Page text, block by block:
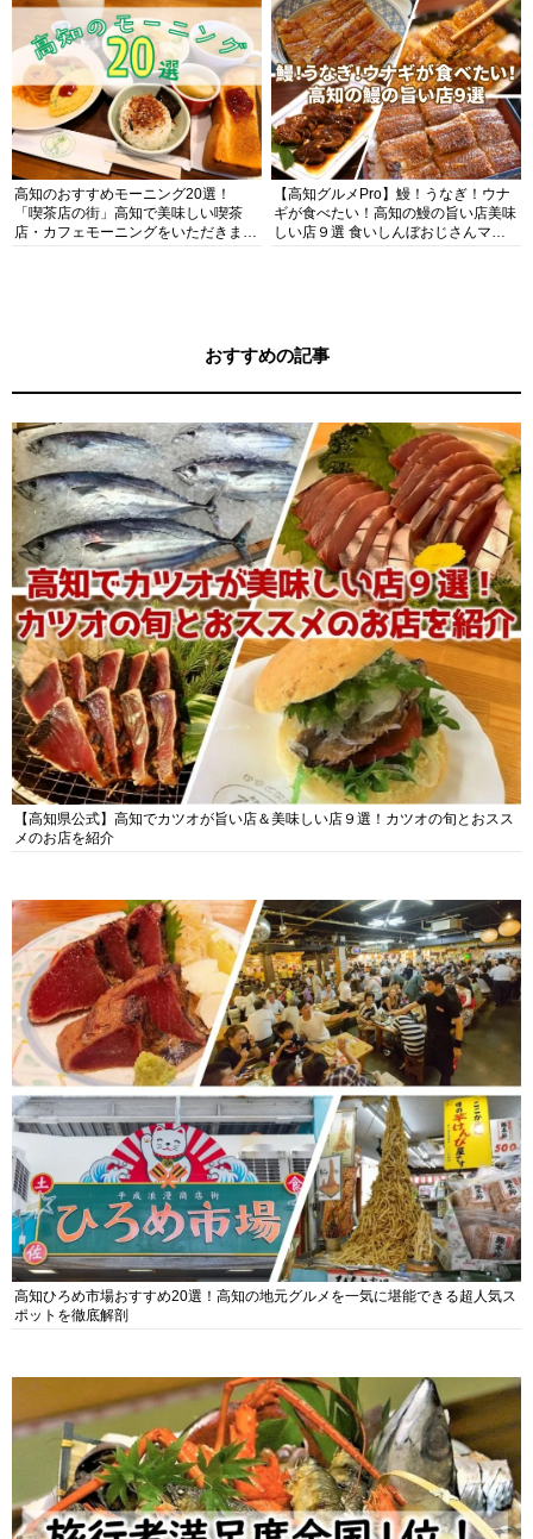
高知のおすすめモーニング20選！
「喫茶店の街」高知で美味しい喫茶
店・カフェモーニングをいただきま
【高知グルメPro】鰻！うなぎ！ウナ
ギが食べたい！高知の鰻の旨い店美味
しい店９選 食いしんぼおじさんマッ
おすすめの記事
【高知県公式】高知でカツオが旨い店＆美味しい店９選！カツオの旬とおスス
メのお店を紹介
高知ひろめ市場おすすめ20選！高知の地元グルメを一気に堪能できる超人気ス
ポットを徹底解剖